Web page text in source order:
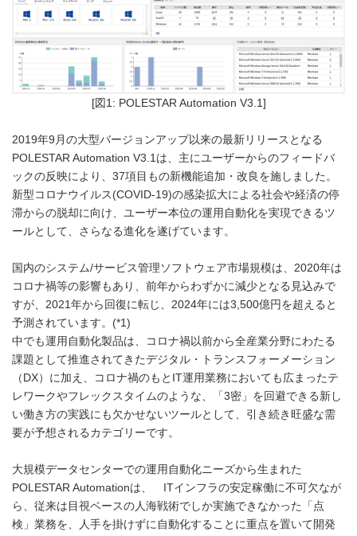
[図1: POLESTAR Automation V3.1]
2019年9月の大型バージョンアップ以来の最新リリースとなる
POLESTAR Automation V3.1は、主にユーザーからのフィードバ
ックの反映により、37項目もの新機能追加・改良を施しました。
新型コロナウイルス(COVID-19)の感染拡大による社会や経済の停
滞からの脱却に向け、ユーザー本位の運用自動化を実現できるツ
ールとして、さらなる進化を遂げています。
国内のシステム/サービス管理ソフトウェア市場規模は、2020年は
コロナ禍等の影響もあり、前年からわずかに減少となる見込みで
すが、2021年から回復に転じ、2024年には3,500億円を超えると
予測されています。(*1)
中でも運用自動化製品は、コロナ禍以前から全産業分野にわたる
課題として推進されてきたデジタル・トランスフォーメーション
（DX）に加え、コロナ禍のもとIT運用業務においても広まったテ
レワークやフレックスタイムのような、「3密」を回避できる新し
い働き方の実践にも欠かせないツールとして、引き続き旺盛な需
要が予想されるカテゴリーです。
大規模データセンターでの運用自動化ニーズから生まれた
POLESTAR Automationは、 ITインフラの安定稼働に不可欠なが
ら、従来は目視ベースの人海戦術でしか実施できなかった「点
検」業務を、人手を掛けずに自動化することに重点を置いて開発